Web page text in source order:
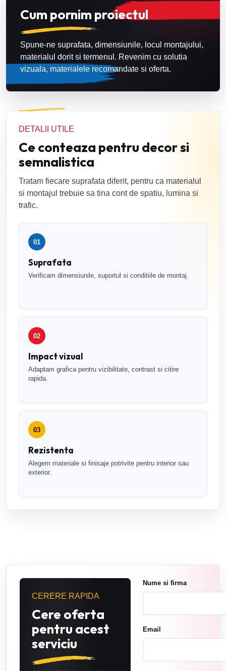
Cum pornim proiectul
Spune-ne suprafata, dimensiunile, locul montajului,
materialul dorit si termenul. Revenim cu solutia
vizuala, materialele recomandate si oferta.
DETALII UTILE
Ce conteaza pentru decor si
semnalistica
Tratam fiecare suprafata diferit, pentru ca materialul
si montajul trebuie sa tina cont de spatiu, lumina si
trafic.
01
Suprafata
Verificam dimensiunile, suportul si conditiile de montaj.
02
Impact vizual
Adaptam grafica pentru vizibilitate, contrast si citire
rapida.
03
Rezistenta
Alegem materiale si finisaje potrivite pentru interior sau
exterior.
CERERE RAPIDA
Cere oferta
pentru acest
serviciu
Nume si firma
Email